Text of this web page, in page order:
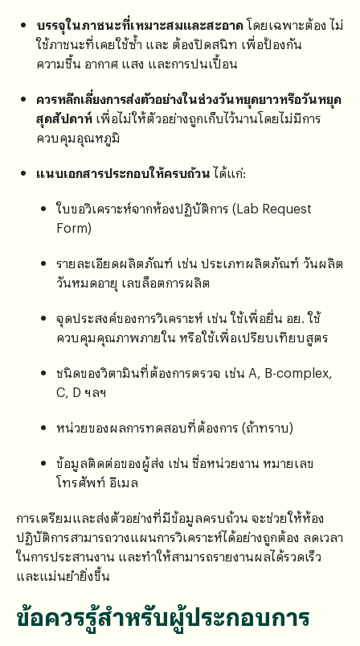
บรรจุในภาชนะที่เหมาะสมและสะอาดโดยเฉพาะต้อง ไม่
ใช้ภาชนะที่เคยใช้ซ้ำ และ ต้องปิดสนิท เพื่อป้องกัน
ความชื้น อากาศ แสง และการปนเปื้อน
ควรหลีกเลี่ยงการส่งตัวอย่างในช่วงวันหยุดยาวหรือวันหยุด
สุดสัปดาห์ เพื่อไม่ให้ตัวอย่างถูกเก็บไว้นานโดยไม่มีการ
ควบคุมอุณหภูมิ
แนบเอกสารประกอบให้ครบถ้วนได้แก่:
ใบขอวิเคราะห์จากห้องปฏิบัติการ (Lab Request
Form)
รายละเอียดผลิตภัณฑ์ เช่น ประเภทผลิตภัณฑ์ วันผลิต
วันหมดอายุ เลขล็อตการผลิต
จุดประสงค์ของการวิเคราะห์ เช่น ใช้เพื่อยื่น อย. ใช้
ควบคุมคุณภาพภายใน หรือใช้เพื่อเปรียบเทียบสูตร
ชนิดของวิตามินที่ต้องการตรวจ เช่น A, B-complex,
C, D ฯลฯ
หน่วยของผลการทดสอบที่ต้องการ (ถ้าทราบ)
ข้อมูลติดต่อของผู้ส่ง เช่น ชื่อหน่วยงาน หมายเลข
โทรศัพท์ อีเมล
การเตรียมและส่งตัวอย่างที่มีข้อมูลครบถ้วน จะช่วยให้ห้อง
ปฏิบัติการสามารถวางแผนการวิเคราะห์ได้อย่างถูกต้อง ลดเวลา
ในการประสานงาน และทำให้สามารถรายงานผลได้รวดเร็ว
และแม่นยำยิ่งขึ้น
ข้อควรรู้สำหรับผู้ประกอบการ